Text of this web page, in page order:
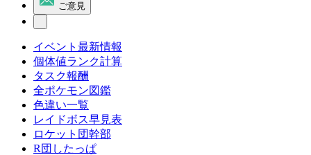
ご意見
イベント最新情報
個体値ランク計算
タスク報酬
全ポケモン図鑑
色違い一覧
レイドボス早見表
ロケット団幹部
R団したっぱ